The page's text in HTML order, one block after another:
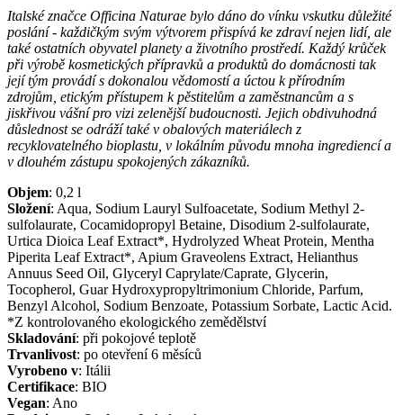
Italské značce Officina Naturae bylo dáno do vínku vskutku důležité
poslání - každičkým svým výtvorem přispívá ke zdraví nejen lidí, ale
také ostatních obyvatel planety a životního prostředí. Každý krůček
při výrobě kosmetických přípravků a produktů do domácnosti tak
její tým provádí s dokonalou vědomostí a úctou k přírodním
zdrojům, etickým přístupem k pěstitelům a zaměstnancům a s
jiskřivou vášní pro vizi zelenější budoucnosti. Jejich obdivuhodná
důslednost se odráží také v obalových materiálech z
recyklovatelného bioplastu, v lokálním původu mnoha ingrediencí a
v dlouhém zástupu spokojených zákazníků.
Objem: 0,2 l
Složení: Aqua, Sodium Lauryl Sulfoacetate, Sodium Methyl 2-
sulfolaurate, Cocamidopropyl Betaine, Disodium 2-sulfolaurate,
Urtica Dioica Leaf Extract*, Hydrolyzed Wheat Protein, Mentha
Piperita Leaf Extract*, Apium Graveolens Extract, Helianthus
Annuus Seed Oil, Glyceryl Caprylate/Caprate, Glycerin,
Tocopherol, Guar Hydroxypropyltrimonium Chloride, Parfum,
Benzyl Alcohol, Sodium Benzoate, Potassium Sorbate, Lactic Acid.
*Z kontrolovaného ekologického zemědělství
Skladování: při pokojové teplotě
Trvanlivost: po otevření 6 měsíců
Vyrobeno v: Itálii
Certifikace: BIO
Vegan: Ano